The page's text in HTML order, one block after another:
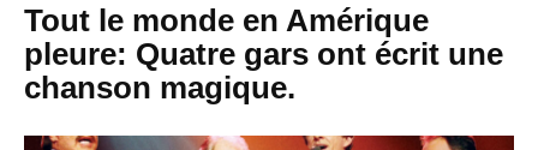
Tout le monde en Amérique
pleure: Quatre gars ont écrit une
chanson magique.